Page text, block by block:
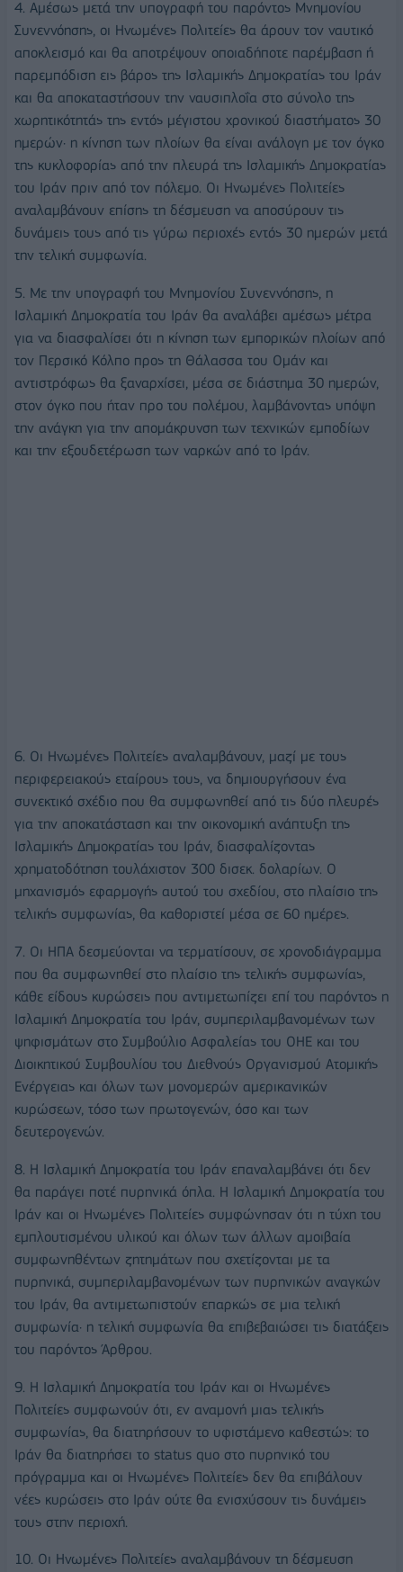
4. Αμέσως μετά την υπογραφή του παρόντος Μνημονίου
Συνεννόησης, οι Ηνωμένες Πολιτείες θα άρουν τον ναυτικό
αποκλεισμό και θα αποτρέψουν οποιαδήποτε παρέμβαση ή
παρεμπόδιση εις βάρος της Ισλαμικής Δημοκρατίας του Ιράν
και θα αποκαταστήσουν την ναυσιπλοΐα στο σύνολο της
χωρητικότητάς της εντός μέγιστου χρονικού διαστήματος 30
ημερών· η κίνηση των πλοίων θα είναι ανάλογη με τον όγκο
της κυκλοφορίας από την πλευρά της Ισλαμικής Δημοκρατίας
του Ιράν πριν από τον πόλεμο. Οι Ηνωμένες Πολιτείες
αναλαμβάνουν επίσης τη δέσμευση να αποσύρουν τις
δυνάμεις τους από τις γύρω περιοχές εντός 30 ημερών μετά
την τελική συμφωνία.
5. Με την υπογραφή του Μνημονίου Συνεννόησης, η
Ισλαμική Δημοκρατία του Ιράν θα αναλάβει αμέσως μέτρα
για να διασφαλίσει ότι η κίνηση των εμπορικών πλοίων από
τον Περσικό Κόλπο προς τη Θάλασσα του Ομάν και
αντιστρόφως θα ξαναρχίσει, μέσα σε διάστημα 30 ημερών,
στον όγκο που ήταν προ του πολέμου, λαμβάνοντας υπόψη
την ανάγκη για την απομάκρυνση των τεχνικών εμποδίων
και την εξουδετέρωση των ναρκών από το Ιράν.
6. Οι Ηνωμένες Πολιτείες αναλαμβάνουν, μαζί με τους
περιφερειακούς εταίρους τους, να δημιουργήσουν ένα
συνεκτικό σχέδιο που θα συμφωνηθεί από τις δύο πλευρές
για την αποκατάσταση και την οικονομική ανάπτυξη της
Ισλαμικής Δημοκρατίας του Ιράν, διασφαλίζοντας
χρηματοδότηση τουλάχιστον 300 δισεκ. δολαρίων. Ο
μηχανισμός εφαρμογής αυτού του σχεδίου, στο πλαίσιο της
τελικής συμφωνίας, θα καθοριστεί μέσα σε 60 ημέρες.
7. Οι ΗΠΑ δεσμεύονται να τερματίσουν, σε χρονοδιάγραμμα
που θα συμφωνηθεί στο πλαίσιο της τελικής συμφωνίας,
κάθε είδους κυρώσεις που αντιμετωπίζει επί του παρόντος η
Ισλαμική Δημοκρατία του Ιράν, συμπεριλαμβανομένων των
ψηφισμάτων στο Συμβούλιο Ασφαλείας του ΟΗΕ και του
Διοικητικού Συμβουλίου του Διεθνούς Οργανισμού Ατομικής
Ενέργειας και όλων των μονομερών αμερικανικών
κυρώσεων, τόσο των πρωτογενών, όσο και των
δευτερογενών.
8. Η Ισλαμική Δημοκρατία του Ιράν επαναλαμβάνει ότι δεν
θα παράγει ποτέ πυρηνικά όπλα. Η Ισλαμική Δημοκρατία του
Ιράν και οι Ηνωμένες Πολιτείες συμφώνησαν ότι η τύχη του
εμπλουτισμένου υλικού και όλων των άλλων αμοιβαία
συμφωνηθέντων ζητημάτων που σχετίζονται με τα
πυρηνικά, συμπεριλαμβανομένων των πυρηνικών αναγκών
του Ιράν, θα αντιμετωπιστούν επαρκώς σε μια τελική
συμφωνία· η τελική συμφωνία θα επιβεβαιώσει τις διατάξεις
του παρόντος Άρθρου.
9. Η Ισλαμική Δημοκρατία του Ιράν και οι Ηνωμένες
Πολιτείες συμφωνούν ότι, εν αναμονή μιας τελικής
συμφωνίας, θα διατηρήσουν το υφιστάμενο καθεστώς: το
Ιράν θα διατηρήσει το status quo στο πυρηνικό του
πρόγραμμα και οι Ηνωμένες Πολιτείες δεν θα επιβάλουν
νέες κυρώσεις στο Ιράν ούτε θα ενισχύσουν τις δυνάμεις
τους στην περιοχή.
10. Οι Ηνωμένες Πολιτείες αναλαμβάνουν τη δέσμευση